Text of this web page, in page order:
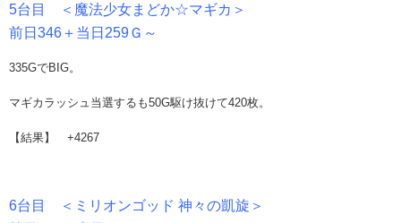
5台目 ＜魔法少女まどか☆マギカ＞
前日346＋当日259Ｇ～
335GでBIG。
マギカラッシュ当選するも50G駆け抜けて420枚。
【結果】 +4267
6台目 ＜ミリオンゴッド 神々の凱旋＞